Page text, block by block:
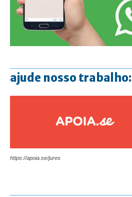
ajude nosso trabalho:
https://apoia.se/jures